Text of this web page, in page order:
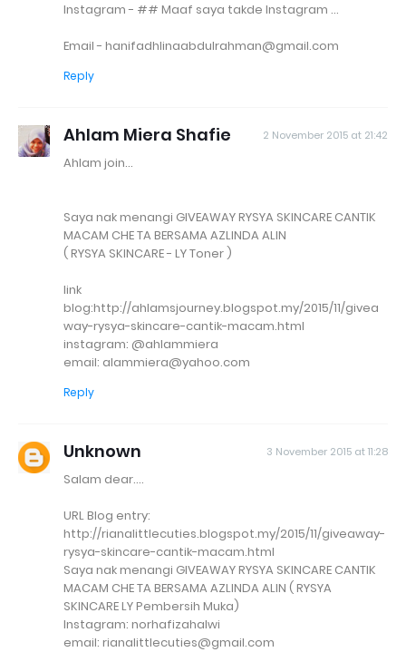
Instagram - ## Maaf saya takde Instagram ...
Email - hanifadhlinaabdulrahman@gmail.com
Reply
Ahlam Miera Shafie 2 November 2015 at 21:42
Ahlam join...
Saya nak menangi GIVEAWAY RYSYA SKINCARE CANTIK
MACAM CHE TA BERSAMA AZLINDA ALIN
( RYSYA SKINCARE - LY Toner )
link
blog:http://ahlamsjourney.blogspot.my/2015/11/givea
way-rysya-skincare-cantik-macam.html
instagram: @ahlammiera
email: alammiera@yahoo.com
Reply
Unknown 3 November 2015 at 11:28
Salam dear....
URL Blog entry:
http://rianalittlecuties.blogspot.my/2015/11/giveaway-
rysya-skincare-cantik-macam.html
Saya nak menangi GIVEAWAY RYSYA SKINCARE CANTIK
MACAM CHE TA BERSAMA AZLINDA ALIN ( RYSYA
SKINCARE LY Pembersih Muka)
Instagram: norhafizahalwi
email: rianalittlecuties@gmail.com